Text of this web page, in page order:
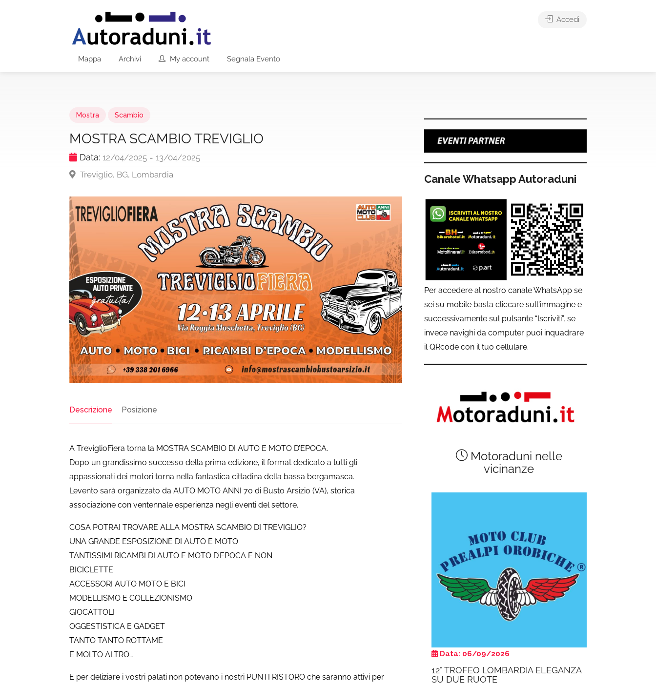
Mappa Archivi My account Segnala Evento
Accedi
Mostra Scambio
MOSTRA SCAMBIO TREVIGLIO
Data: 12/04/2025 - 13/04/2025
Treviglio, BG, Lombardia
Descrizione Posizione
A TreviglioFiera torna la MOSTRA SCAMBIO DI AUTO E MOTO D’EPOCA.
Dopo un grandissimo successo della prima edizione, il format dedicato a tutti gli
appassionati dei motori torna nella fantastica cittadina della bassa bergamasca.
L’evento sarà organizzato da AUTO MOTO ANNI 70 di Busto Arsizio (VA), storica
associazione con ventennale esperienza negli eventi del settore.
COSA POTRAI TROVARE ALLA MOSTRA SCAMBIO DI TREVIGLIO?
UNA GRANDE ESPOSIZIONE DI AUTO E MOTO
TANTISSIMI RICAMBI DI AUTO E MOTO D’EPOCA E NON
BICICLETTE
ACCESSORI AUTO MOTO E BICI
MODELLISMO E COLLEZIONISMO
GIOCATTOLI
OGGESTISTICA E GADGET
TANTO TANTO ROTTAME
E MOLTO ALTRO…
E per deliziare i vostri palati non potevano i nostri PUNTI RISTORO che saranno attivi per
Canale Whatsapp Autoraduni
Per accedere al nostro canale WhatsApp se
sei su mobile basta cliccare sull'immagine e
successivamente sul pulsante “Iscriviti”, se
invece navighi da computer puoi inquadrare
il QRcode con il tuo cellulare.
Motoraduni nelle
vicinanze
Data: 06/09/2026
12° TROFEO LOMBARDIA ELEGANZA
SU DUE RUOTE